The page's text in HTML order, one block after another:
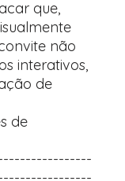
que,
não
interativos,
de
de